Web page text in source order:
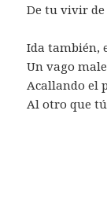
De tu vivir de
Ida también,
Un vago
Acallando el
Al otro que